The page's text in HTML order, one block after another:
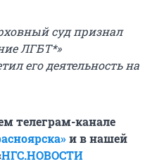
суд признал
ЛГБТ*»
его деятельность на
телеграм-канале
и в нашей
НГС.НОВОСТИ